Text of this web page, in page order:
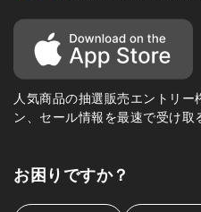
人気商品の抽選販売エントリ
ン、セール情報を最速で受け取
お困りですか？